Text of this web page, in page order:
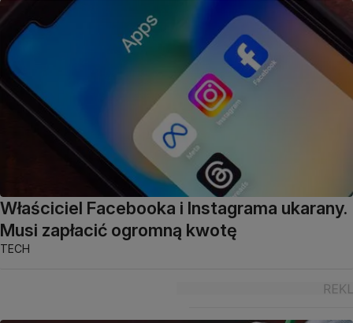
Właściciel Facebooka i Instagrama ukarany.
Musi zapłacić ogromną kwotę
TECH